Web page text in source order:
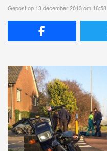
Gepost op 13 december 2013 om 16:58